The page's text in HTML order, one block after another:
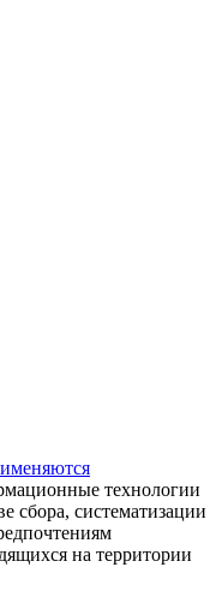
технологии
сбора, систематизации
на территории